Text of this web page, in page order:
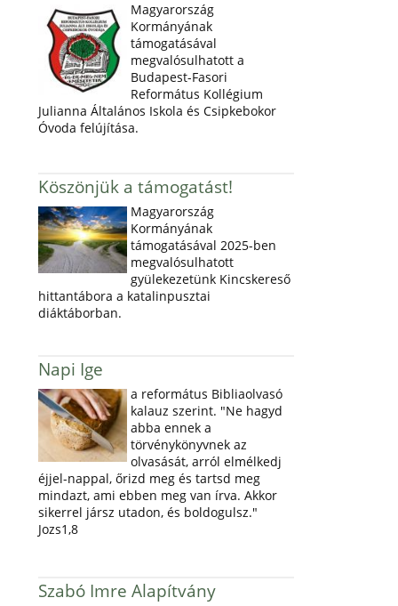
Magyarország
Kormányának
támogatásával
megvalósulhatott a
Budapest-Fasori
Református Kollégium
Julianna Általános Iskola és Csipkebokor
Óvoda felújítása.
Köszönjük a támogatást!
Magyarország
Kormányának
támogatásával 2025-ben
megvalósulhatott
gyülekezetünk Kincskereső
hittantábora a katalinpusztai
diáktáborban.
Napi Ige
a református Bibliaolvasó
kalauz szerint. "Ne hagyd
abba ennek a
törvénykönyvnek az
olvasását, arról elmélkedj
éjjel-nappal, őrizd meg és tartsd meg
mindazt, ami ebben meg van írva. Akkor
sikerrel jársz utadon, és boldogulsz."
Jozs1,8
Szabó Imre Alapítvány